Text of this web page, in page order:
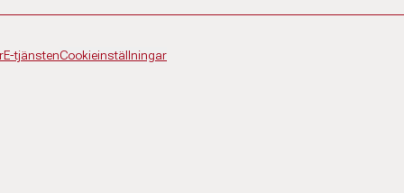
E-tjänstenCookieinställningar